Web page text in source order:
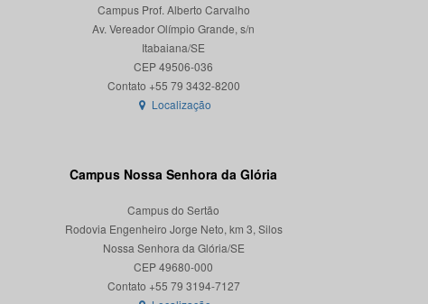
Campus Prof. Alberto Carvalho
Av. Vereador Olímpio Grande, s/n
Itabaiana/SE
CEP 49506-036
Localização
Campus Nossa Senhora da Glória
Campus do Sertão
Rodovia Engenheiro Jorge Neto, km 3, Silos
Nossa Senhora da Glória/SE
CEP 49680-000
Contato +55 79 3194-7127